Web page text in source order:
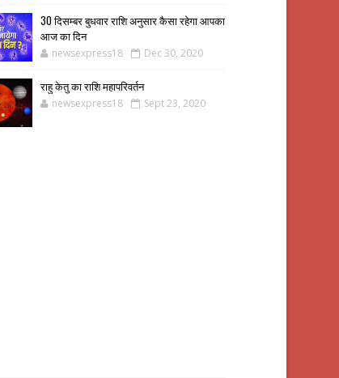
30 दिसम्बर बुधवार राशि अनुसार कैसा रहेगा आपका
आज का दिन
newsexpress18 Dec 30, 2020
राहु केतु का राशि महापरिवर्तन
newsexpress18 Sept 23, 2020